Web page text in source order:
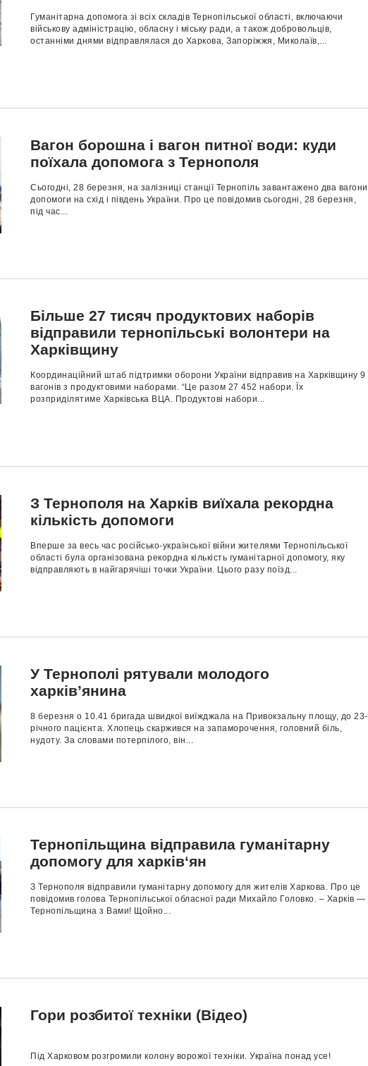
Гуманітарна допомога зі всіх складів Тернопільської області, включаючи
військову адміністрацію, обласну і міську ради, а також добровольців,
останніми днями відправлялася до Харкова, Запоріжжя, Миколаїв,...
Вагон борошна і вагон питної води: куди
поїхала допомога з Тернополя
Сьогодні, 28 березня, на залізниці станції Тернопіль завантажено два вагони
допомоги на схід і південь України. Про це повідомив сьогодні, 28 березня,
під час...
Більше 27 тисяч продуктових наборів
відправили тернопільські волонтери на
Харківщину
Координаційний штаб підтримки оборони України відправив на Харківщину 9
вагонів з продуктовими наборами. “Це разом 27 452 набори. Їх
розприділятиме Харківська ВЦА. Продуктові набори...
З Тернополя на Харків виїхала рекордна
кількість допомоги
Вперше за весь час російсько-української війни жителями Тернопільської
області була організована рекордна кількість гуманітарної допомогу, яку
відправляють в найгарячіші точки України. Цього разу поїзд...
У Тернополі рятували молодого
харків’янина
8 березня о 10.41 бригада швидкої виїжджала на Привокзальну площу, до 23-
річного пацієнта. Хлопець скаржився на запаморочення, головний біль,
нудоту. За словами потерпілого, він...
Тернопільщина відправила гуманітарну
допомогу для харків‘ян
З Тернополя відправили гуманітарну допомогу для жителів Харкова. Про це
повідомив голова Тернопільської обласної ради Михайло Головко. – Харків —
Тернопільщина з Вами! Щойно...
Гори розбитої техніки (Відео)
Під Харковом розгромили колону ворожої техніки. Україна понад усе!